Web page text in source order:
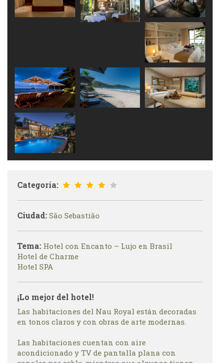
Categoría:
Ciudad: São Sebastião
Tema: Hotel con Encanto – Lujo en Brasil
Hotel de Charme
Hotel SPA
¡Lo mejor del hotel!
Las habitaciones del Nau Royal están decoradas
en tonos claros y con obras de arte modernas.
Las habitaciones cuentan con aire
acondicionado y TV de pantalla plana con